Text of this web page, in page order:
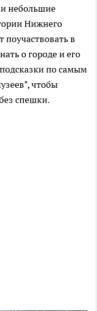
небольшие
Нижнего
поучаствовать в
о городе и его
по самым
чтобы
спешки.